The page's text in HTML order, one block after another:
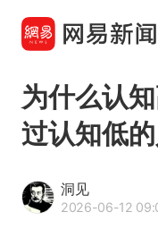
为什么认
过认知低
洞见
2026-06-12